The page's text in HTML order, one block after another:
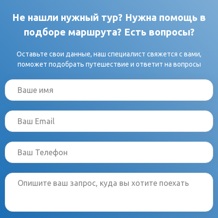
сделаем фотографии, словно из сердца Сахары, на таинственном
бархане Сарыкум, где снимали "Белое солнце пустыни". Будем
наслаждаться знаменитым кавказским гостеприимством и блюдами
вкусной национальной кухни в семьях горцев.
Не нашли нужный тур? Нужна помощь в
подборе маршрута? Есть вопросы?
Оставьте свои данные, наш специалист свяжется с вами,
поможет подобрать путешествие и ответит на вопросы